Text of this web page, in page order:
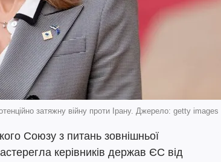
затяжну війну проти Ірану. Джерело: getty images
Союзу з питань зовнішньої
керівників держав ЄС від